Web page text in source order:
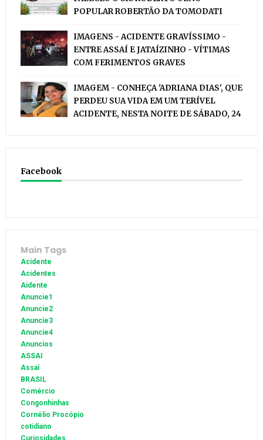
POPULAR ROBERTÃO DA TOMODATI
IMAGENS - ACIDENTE GRAVÍSSIMO -
ENTRE ASSAÍ E JATAÍZINHO - VÍTIMAS
COM FERIMENTOS GRAVES
IMAGEM - CONHEÇA 'ADRIANA DIAS', QUE
PERDEU SUA VIDA EM UM TERÍVEL
ACIDENTE, NESTA NOITE DE SÁBADO, 24
Facebook
Main Tags
Acidente
Acidentes
Aidente
Anuncie1
Anuncie2
Anuncie3
Anuncie4
Anuncios
ASSAI
Assaí
BRASIL
Comércio
Congonhinhas
Cornélio Procópio
cotidiano